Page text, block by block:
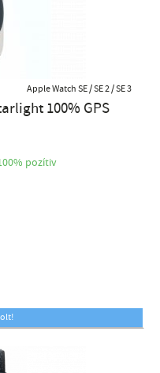
Apple Watch SE / SE 2 / SE 3
100% GPS
pozítiv